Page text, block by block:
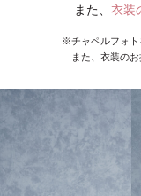
また、 衣装
※チャペルフォト
また、衣装の